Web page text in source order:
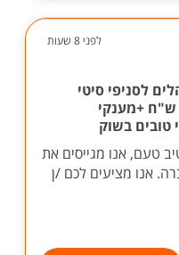
לפני 8 שעות
לסניפי סיטי
בת"א. בשכר 15,000 ש"ח +מענקי
טובים בשוק
טעם, אנו מגייסים את
אנו מציעים לכם /ן